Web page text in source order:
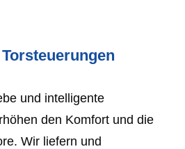
und intelligente
den Komfort und die
Wir liefern und